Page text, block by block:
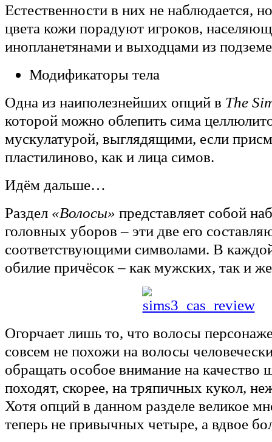
Естественности в них не наблюдается,
цвета кожи порадуют игроков,
инопланетянами и выходцами из
Модификаторы тела
Одна из наиполезнейших опций в The
которой можно облепить сима
мускулатурой, выглядящими, если
пластилиново, как и лица симов.
Идём дальше…
Раздел «Волосы» представляет собой
головных уборов – эти две его
соответствующими символами. В
обилие причёсок – как мужских, так и
Огорчает лишь то, что волосы
совсем не похожи на волосы
обращать особое внимание на
походят, скорее, на тряпичных кукол,
Хотя опций в данном разделе великое
теперь не привычных четыре, а вдвое